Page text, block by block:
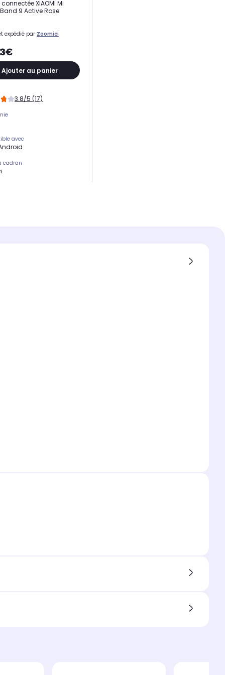
XIAOMI Mi
9 Active Rose
expédié par Zoomici
Ajouter au panier
3.8/5 (17)
avec
cadran